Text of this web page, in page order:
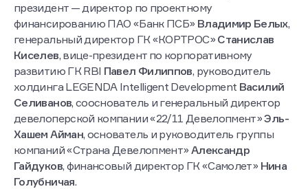
президент — директор по проектному
финансированию ПАО «Банк ПСБ» Владимир Белых,
генеральный директор ГК «КОРТРОС» Станислав
Киселев, вице-президент по корпоративному
развитию ГК RBI Павел Филиппов, руководитель
холдинга LEGENDA Intelligent Development Василий
Селиванов, сооснователь и генеральный директор
девелоперской компании «22/11 Девелопмент»Эль-
Хашем Айман, основатель и руководитель группы
компаний «Страна Девелопмент» Александр
Гайдуков, финансовый директор ГК «Самолет» Нина
Голубничая.